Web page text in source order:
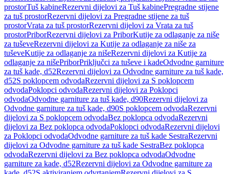
prostorTuš kabineRezervni dijelovi za Tuš kabinePregradne stijene
za tuš prostorRezervni dijelovi za Pregradne stijene za tuš
prostorVrata za tuš prostorRezervni dijelovi za Vrata za tuš
prostorPriborRezervni dijelovi za PriborKutije za odlaganje za niše
za tuševeRezervni dijelovi za Kutije za odlaganje za niše za
tuševeKutije za odlaganje za nišeRezervni dijelovi za Kutije za
odlaganje za nišePriborPriključci za tuševe i kadeOdvodne garniture
za tuš kade, d52Rezervni dijelovi za Odvodne garniture za tuš kade,
d52S poklopcem odvodaRezervni dijelovi za S poklopcem
odvodaPoklopci odvodaRezervni dijelovi za Poklopci
odvodaOdvodne garniture za tuš kade, d90Rezervni dijelovi za
Odvodne garniture za tuš kade, d90S poklopcem odvodaRezervni
dijelovi za S poklopcem odvodaBez poklopca odvodaRezervni
dijelovi za Bez poklopca odvodaPoklopci odvodaRezervni dijelovi
za Poklopci odvodaOdvodne garniture za tuš kade SestraRezervni
dijelovi za Odvodne garniture za tuš kade SestraBez poklopca
odvodaRezervni dijelovi za Bez poklopca odvodaOdvodne
garniture za kade, d52Rezervni dijelovi za Odvodne garniture za